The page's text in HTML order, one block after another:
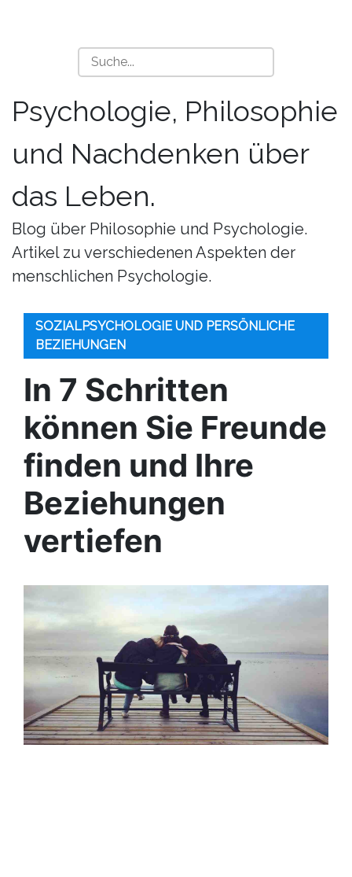
Psychologie, Philosophie
und Nachdenken über
das Leben.
Blog über Philosophie und Psychologie.
Artikel zu verschiedenen Aspekten der
menschlichen Psychologie.
SOZIALPSYCHOLOGIE UND PERSÖNLICHE
BEZIEHUNGEN
In 7 Schritten
können Sie Freunde
finden und Ihre
Beziehungen
vertiefen